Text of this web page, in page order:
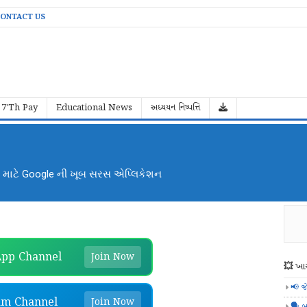
US
7'Th Pay Educational News અધ્યયન નિષ્પત્તિ
માટે Google ની ખૂબ સરસ એપ્લિકેશન
Channel Join Now
Channel Join Now
💥
📢